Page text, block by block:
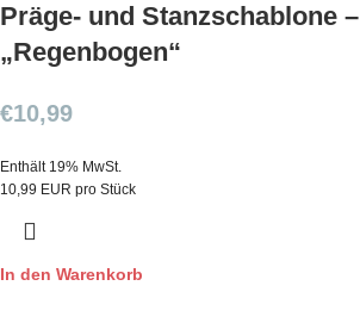
Präge- und Stanzschablone –
„Regenbogen“
€10,99
Enthält 19% MwSt.
10,99 EUR pro Stück
In den Warenkorb